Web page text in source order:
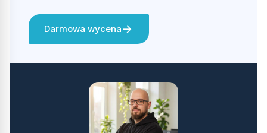
Darmowa wycena arrow_forward